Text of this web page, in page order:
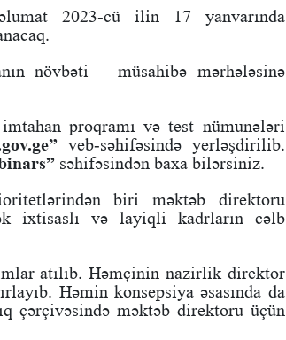
2023-cü ilin 17 yanvarında
növbəti – müsahibə mərhələsinə
proqramı və test nümunələri
veb-səhifəsində yerləşdirilib.
səhifəsindən baxa bilərsiniz.
biri məktəb direktoru
ixtisaslı və layiqli kadrların cəlb
atılıb. Həmçinin nazirlik direktor
Həmin konsepsiya əsasında da
çərçivəsində məktəb direktoru üçün